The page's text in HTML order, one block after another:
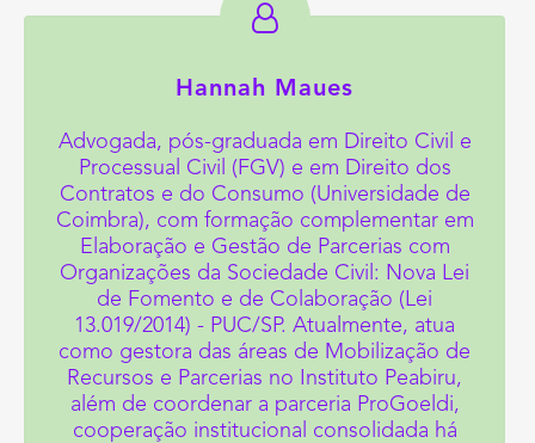
Hannah Maues
Advogada, pós-graduada em Direito Civil e
Processual Civil (FGV) e em Direito dos
Contratos e do Consumo (Universidade de
Coimbra), com formação complementar em
Elaboração e Gestão de Parcerias com
Organizações da Sociedade Civil: Nova Lei
de Fomento e de Colaboração (Lei
13.019/2014) - PUC/SP. Atualmente, atua
como gestora das áreas de Mobilização de
Recursos e Parcerias no Instituto Peabiru,
além de coordenar a parceria ProGoeldi,
cooperação institucional consolidada há